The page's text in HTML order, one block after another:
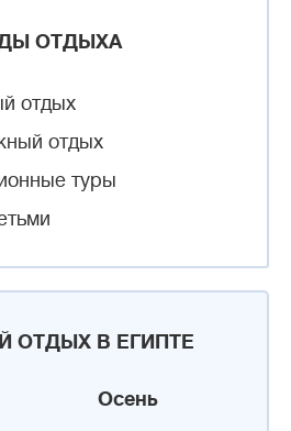
ОТДЫХА
отдых
отдых
туры
ОТДЫХ В ЕГИПТЕ
Осень